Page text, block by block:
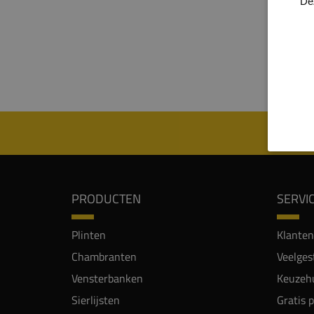
PRODUCTEN
Plinten
Chambranten
Vensterbanken
Sierlijsten
Gratis